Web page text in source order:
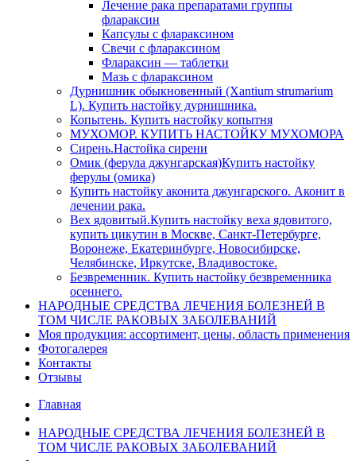
Лечение рака препаратами группы
флараксин
Капсулы с флараксином
Свечи с флараксином
Флараксин — таблетки
Мазь с флараксином
Дурнишник обыкновенный (Xantium strumarium
L). Купить настойку дурнишника.
Копытень. Купить настойку копытня
МУХОМОР. КУПИТЬ НАСТОЙКУ МУХОМОРА
Сирень.Настойка сирени
Омик (ферула джунгарская)Купить настойку
ферулы (омика)
Купить настойку аконита джунгарского. Аконит в
лечении рака.
Вех ядовитый.Купить настойку веха ядовитого,
купить цикутин в Москве, Санкт-Петербурге,
Воронеже, Екатеринбурге, Новосибирске,
Челябинске, Иркутске, Владивостоке.
Безвременник. Купить настойку безвременника
осеннего.
НАРОДНЫЕ СРЕДСТВА ЛЕЧЕНИЯ БОЛЕЗНЕЙ В
ТОМ ЧИСЛЕ РАКОВЫХ ЗАБОЛЕВАНИЙ
Моя продукция: ассортимент, цены, область применения
Фотогалерея
Контакты
Отзывы
Главная
НАРОДНЫЕ СРЕДСТВА ЛЕЧЕНИЯ БОЛЕЗНЕЙ В
ТОМ ЧИСЛЕ РАКОВЫХ ЗАБОЛЕВАНИЙ